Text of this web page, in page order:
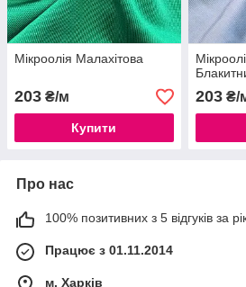
Мікроолія Малахітова
203 ₴/м
Купити
203₴/
Про нас
100% позитивних з 5 відгуків за
Працює з 01.11.2014
м. Харків